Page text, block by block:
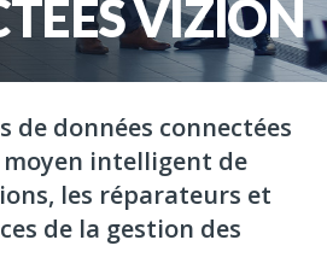
VIZION
de données connectées
intelligent de
les réparateurs et
de la gestion des